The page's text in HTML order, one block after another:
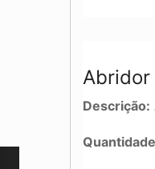
Abridor
Descrição: